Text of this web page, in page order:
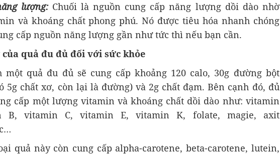
lượng: Chuối là nguồn cung cấp năng lượng dồi dào nhờ
và khoáng chất phong phú. Nó được tiêu hóa nhanh chóng
cấp nguồn năng lượng gần như tức thì nếu bạn cần.
của quả đu đủ đối với sức khỏe
một quả đu đủ sẽ cung cấp khoảng 120 calo, 30g đường bột
5g chất xơ, còn lại là đường) và 2g chất đạm. Bên cạnh đó, đủ
cấp một lượng vitamin và khoáng chất dồi dào như: vitamin
B, vitamin C, vitamin E, vitamin K, folate, magie, axit
quả này còn cung cấp alpha-carotene, beta-carotene, lutein,